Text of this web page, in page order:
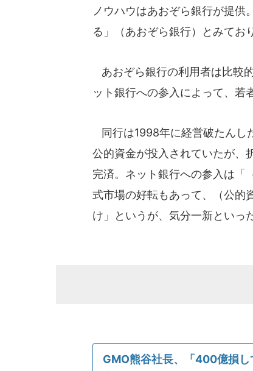
ノウハウはあおぞら銀行が提供
る」（あおぞら銀行）とみてお
あおぞら銀行の利用者は比較
ット銀行への参入によって、若
同行は1998年に経営破たんし
公的資金が投入されていたが、
完済。ネット銀行への参入は「
式市場の好転もあって、（公的
け」というが、気分一新といっ
GMO熊谷社長、「400億損